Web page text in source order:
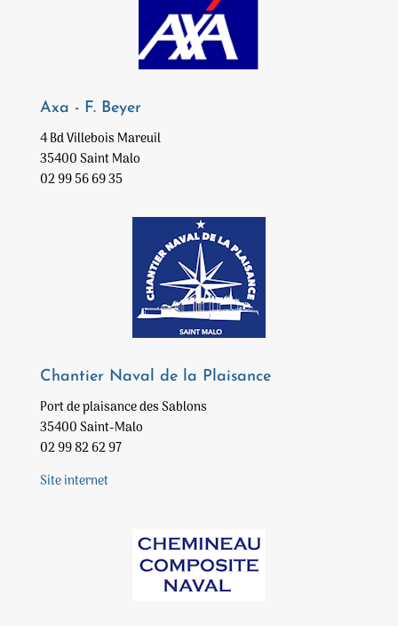
Axa - F. Beyer
4 Bd Villebois Mareuil
35400 Saint Malo
02 99 56 69 35
Chantier Naval de la Plaisance
Port de plaisance des Sablons
35400 Saint-Malo
02 99 82 62 97
Site internet